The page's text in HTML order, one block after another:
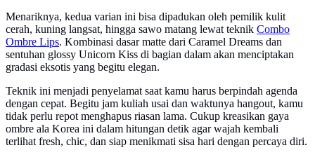
Menariknya, kedua varian ini bisa dipadukan oleh pemilik kulit
cerah, kuning langsat, hingga sawo matang lewat teknik Combo
Ombre Lips. Kombinasi dasar matte dari Caramel Dreams dan
sentuhan glossy Unicorn Kiss di bagian dalam akan menciptakan
gradasi eksotis yang begitu elegan.
Teknik ini menjadi penyelamat saat kamu harus berpindah agenda
dengan cepat. Begitu jam kuliah usai dan waktunya hangout, kamu
tidak perlu repot menghapus riasan lama. Cukup kreasikan gaya
ombre ala Korea ini dalam hitungan detik agar wajah kembali
terlihat fresh, chic, dan siap menikmati sisa hari dengan percaya diri.